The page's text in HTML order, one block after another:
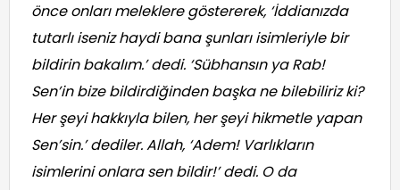
önce onları meleklere göstererek, ‘İddianızda
tutarlı iseniz haydi bana şunları isimleriyle bir
bildirin bakalım.’ dedi. ‘Sübhansın ya Rab!
Sen’in bize bildirdiğinden başka ne bilebiliriz ki?
Her şeyi hakkıyla bilen, her şeyi hikmetle yapan
Sen’sin.’ dediler. Allah, ‘Adem! Varlıkların
isimlerini onlara sen bildir!’ dedi. O da